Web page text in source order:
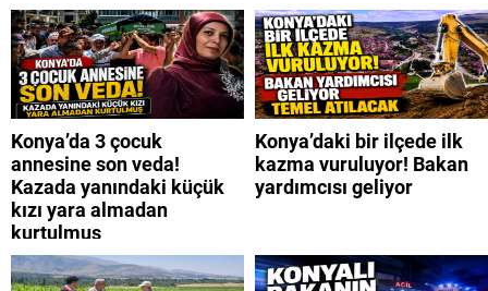
Konya’da 3 çocuk
annesine son veda!
Kazada yanındaki küçük
kızı yara almadan
kurtulmuş
Konya’daki bir ilçede ilk
kazma vuruluyor! Bakan
yardımcısı geliyor